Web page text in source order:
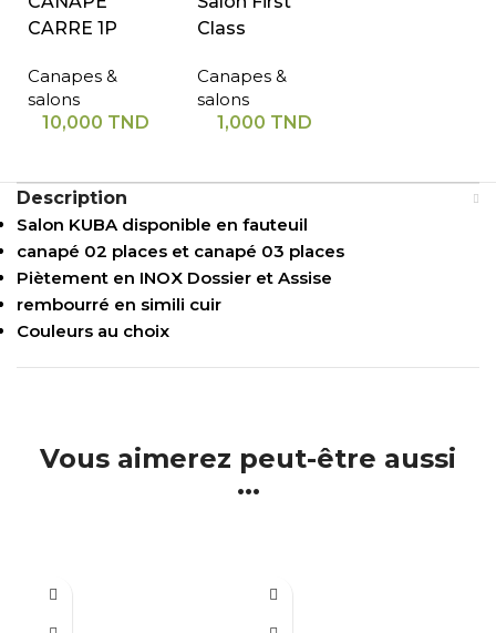
CARRE 1P
Canapes &
salons
10,000 TND
Class
Canapes &
salons
1,000 TND
Description
Salon KUBA disponible en fauteuil
canapé 02 places et canapé 03 places
Piètement en INOX Dossier et Assise
rembourré en simili cuir
Couleurs au choix
Vous aimerez peut-être aussi
...